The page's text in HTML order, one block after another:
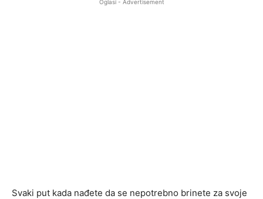
Oglasi - Advertisement
Svaki put kada nađete da se nepotrebno brinete za svoje